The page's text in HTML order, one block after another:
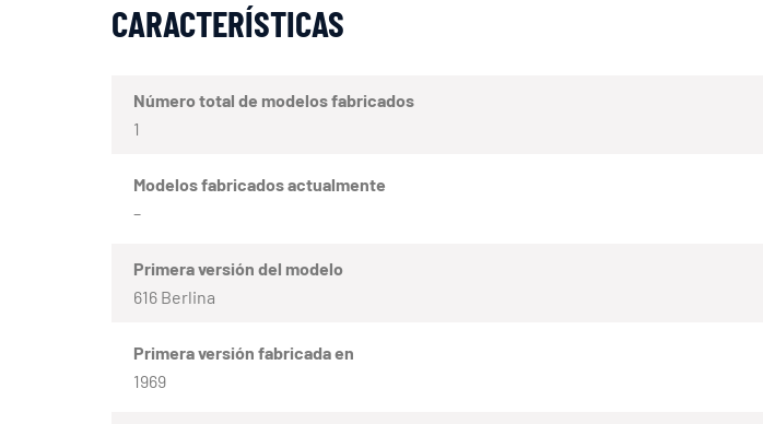
CARACTERÍSTICAS
Número total de modelos fabricados
1
Modelos fabricados actualmente
–
Primera versión del modelo
616 Berlina
Primera versión fabricada en
1969